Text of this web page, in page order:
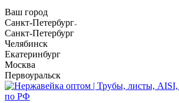
Ваш город
Санкт-Петербург
Санкт-Петербург
Челябинск
Екатеринбург
Москва
Первоуральск